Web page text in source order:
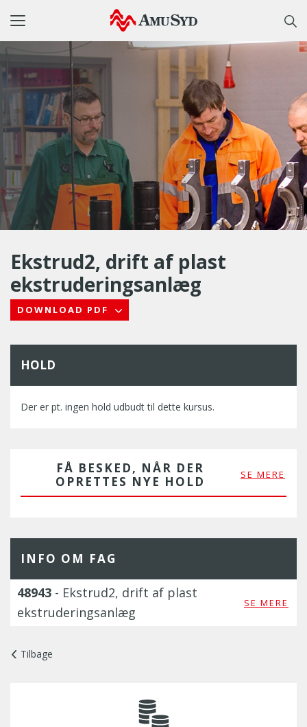
Toggle
Ekstrud2, drift af plast
ekstruderingsanlæg
DOWNLOAD PDF
HOLD
Der er pt. ingen hold udbudt til dette kursus.
FÅ BESKED, NÅR DER
OPRETTES NYE HOLD
SE MERE
INFO OM FAG
48943 - Ekstrud2, drift af plast
ekstruderingsanlæg
SE MERE
Tilbage